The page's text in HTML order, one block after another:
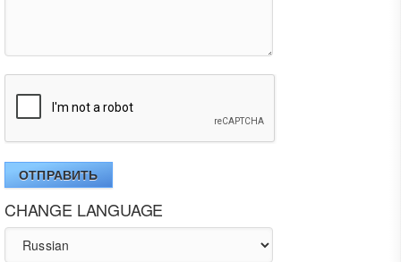
ОТПРАВИТЬ
CHANGE LANGUAGE